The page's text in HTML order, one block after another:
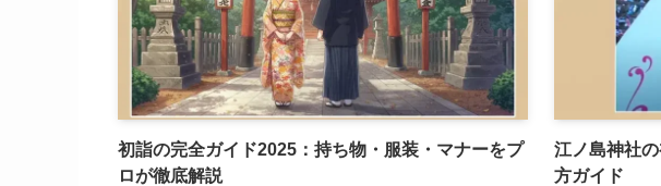
初詣の完全ガイド2025：持ち物・服装・マナーをプ
ロが徹底解説
江ノ島神社
方ガイド